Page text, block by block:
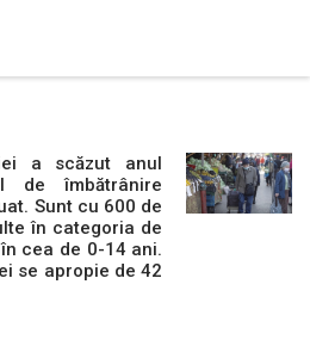
a scăzut anul
de îmbătrânire
Sunt cu 600 de
în categoria de
cea de 0-14 ani.
se apropie de 42